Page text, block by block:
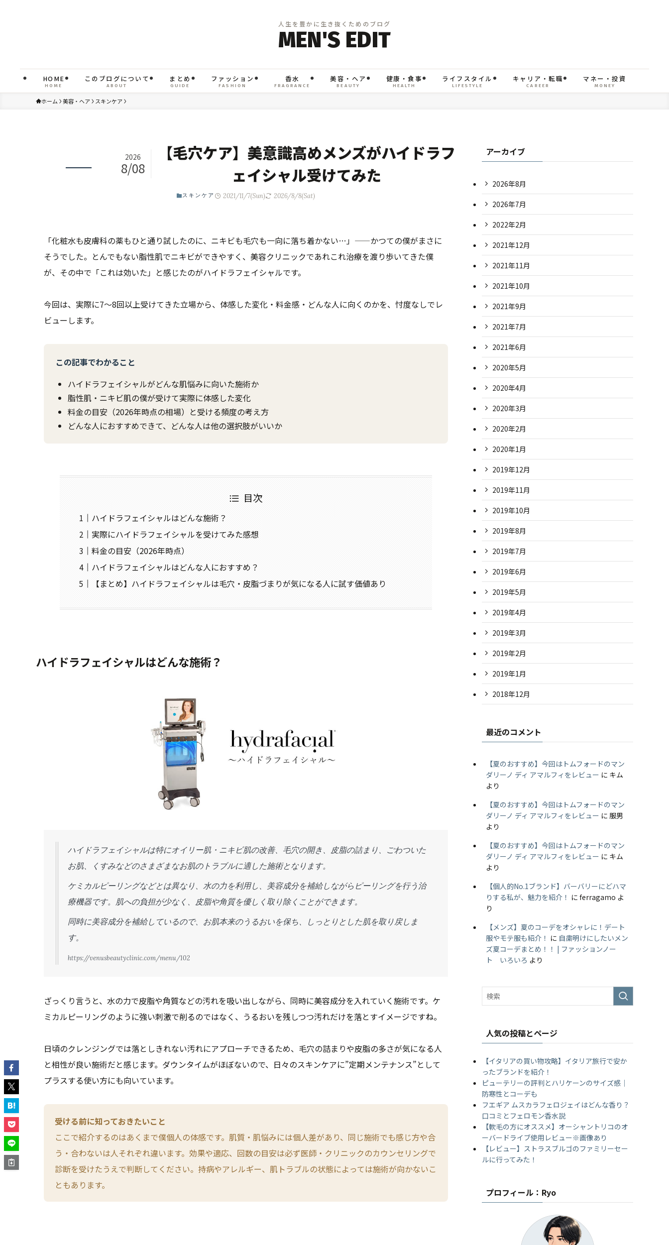
HOME
HOME
このブログについて
ABOUT
まとめ
GUIDE
ファッション
FASHION
香水
FRAGRANCE
美容・ヘア
BEAUTY
健康・食事
HEALTH
ライフスタイル
LIFESTYLE
キャリア・転職
CAREER
マネー・投資
MONEY
ホーム 美容・ヘア スキンケア
【毛穴ケア】美意識高めメンズがハイドラフ
ェイシャル受けてみた
2026
8/08
スキンケア 2021/11/7(Sun) 2026/8/8(Sat)
「化粧水も皮膚科の薬もひと通り試したのに、ニキビも毛穴も一向に落ち着かない…」——かつての僕がまさに
そうでした。とんでもない脂性肌でニキビができやすく、美容クリニックであれこれ治療を渡り歩いてきた僕
が、その中で「これは効いた」と感じたのがハイドラフェイシャルです。
今回は、実際に7〜8回以上受けてきた立場から、体感した変化・料金感・どんな人に向くのかを、忖度なしでレ
ビューします。
この記事でわかること
ハイドラフェイシャルがどんな肌悩みに向いた施術か
脂性肌・ニキビ肌の僕が受けて実際に体感した変化
料金の目安（2026年時点の相場）と受ける頻度の考え方
どんな人におすすめできて、どんな人は他の選択肢がいいか
目次
ハイドラフェイシャルはどんな施術？
実際にハイドラフェイシャルを受けてみた感想
料金の目安（2026年時点）
ハイドラフェイシャルはどんな人におすすめ？
【まとめ】ハイドラフェイシャルは毛穴・皮脂づまりが気になる人に試す価値あり
ハイドラフェイシャルはどんな施術？
ハイドラフェイシャルは特にオイリー肌・ニキビ肌の改善、毛穴の開き、皮脂の詰まり、ごわついた
お肌、くすみなどのさまざまなお肌のトラブルに適した施術となります。
ケミカルピーリングなどとは異なり、水の力を利用し、美容成分を補給しながらピーリングを行う治
療機器です。肌への負担が少なく、皮脂や角質を優しく取り除くことができます。
同時に美容成分を補給しているので、お肌本来のうるおいを保ち、しっとりとした肌を取り戻しま
す。
https://venusbeautyclinic.com/menu/102
ざっくり言うと、水の力で皮脂や角質などの汚れを吸い出しながら、同時に美容成分を入れていく施術です。ケ
ミカルピーリングのように強い刺激で削るのではなく、うるおいを残しつつ汚れだけを落とすイメージですね。
日頃のクレンジングでは落としきれない汚れにアプローチできるため、毛穴の詰まりや皮脂の多さが気になる人
と相性が良い施術だと感じます。ダウンタイムがほぼないので、日々のスキンケアに”定期メンテナンス”として
プラスする使い方にも向いています。
受ける前に知っておきたいこと
ここで紹介するのはあくまで僕個人の体感です。肌質・肌悩みには個人差があり、同じ施術でも感じ方や合
う・合わないは人それぞれ違います。効果や適応、回数の目安は必ず医師・クリニックのカウンセリングで
診断を受けたうえで判断してください。持病やアレルギー、肌トラブルの状態によっては施術が向かないこ
ともあります。
アーカイブ
2026年8月
2026年7月
2022年2月
2021年12月
2021年11月
2021年10月
2021年9月
2021年7月
2021年6月
2020年5月
2020年4月
2020年3月
2020年2月
2020年1月
2019年12月
2019年11月
2019年10月
2019年8月
2019年7月
2019年6月
2019年5月
2019年4月
2019年3月
2019年2月
2019年1月
2018年12月
最近のコメント
【夏のおすすめ】今回はトムフォードのマン
ダリーノ ディ アマルフィをレビュー に キム
より
【夏のおすすめ】今回はトムフォードのマン
ダリーノ ディ アマルフィをレビュー に 服男
より
【夏のおすすめ】今回はトムフォードのマン
ダリーノ ディ アマルフィをレビュー に キム
より
【個人的No.1ブランド】バーバリーにどハマ
りする私が、魅力を紹介！ に ferragamo よ
り
【メンズ】夏のコーデをオシャレに！デート
服やモテ服も紹介！ に 自粛明けにしたいメン
ズ夏コーデまとめ！！ | ファッションノー
ト いろいろ より
人気の投稿とページ
【イタリアの買い物攻略】イタリア旅行で安か
ったブランドを紹介！
ピューテリーの評判とハリケーンのサイズ感｜
防寒性とコーデも
フエギア ムスカラフェロジェイはどんな香り？
口コミとフェロモン香水説
【軟毛の方にオススメ】オーシャントリコのオ
ーバードライブ使用レビュー※画像あり
【レビュー】ストラスブルゴのファミリーセー
ルに行ってみた！
プロフィール：Ryo